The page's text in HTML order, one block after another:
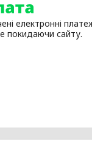
електронні
покидаючи сайту.